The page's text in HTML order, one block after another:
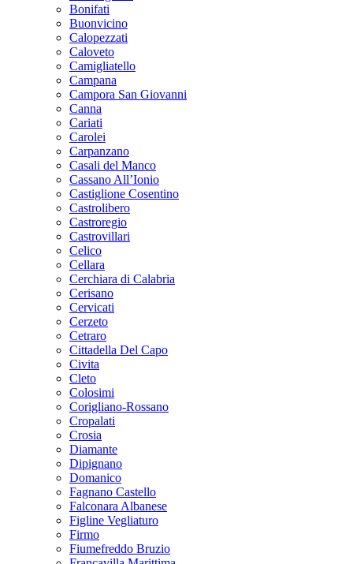
Bonifati
Buonvicino
Calopezzati
Caloveto
Camigliatello
Campana
Campora San Giovanni
Canna
Cariati
Carolei
Carpanzano
Casali del Manco
Cassano All’Ionio
Castiglione Cosentino
Castrolibero
Castroregio
Castrovillari
Celico
Cellara
Cerchiara di Calabria
Cerisano
Cervicati
Cerzeto
Cetraro
Cittadella Del Capo
Civita
Cleto
Colosimi
Corigliano-Rossano
Cropalati
Crosia
Diamante
Dipignano
Domanico
Fagnano Castello
Falconara Albanese
Figline Vegliaturo
Firmo
Fiumefreddo Bruzio